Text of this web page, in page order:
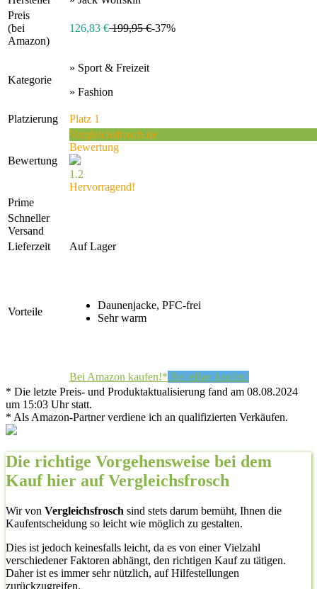
Preis
(bei
Amazon)
126,83 €199,95 €-37%
Kategorie
» Sport & Freizeit
» Fashion
Platzierung Platz 1
Bewertung
Vergleichsfrosch.de
Bewertung
1.2
Hervorragend!
Prime
Schneller
Versand
Lieferzeit
Auf Lager
Vorteile
Daunenjacke, PFC-frei
Sehr warm
Bei Amazon kaufen!* Bei eBay kaufen!
* Die letzte Preis- und Produktaktualisierung fand am 08.08.2024
um 15:03 Uhr statt.
* Als Amazon-Partner verdiene ich an qualifizierten Verkäufen.
Die richtige Vorgehensweise bei dem
Kauf hier auf Vergleichsfrosch
Wir von Vergleichsfrosch sind stets darum bemüht, Ihnen die
Kaufentscheidung so leicht wie möglich zu gestalten.
Dies ist jedoch keinesfalls leicht, da es von einer Vielzahl
verschiedener Faktoren abhängt, den richtigen Kauf zu tätigen.
Daher ist es immer sehr nützlich, auf Hilfestellungen
zurückzugreifen.